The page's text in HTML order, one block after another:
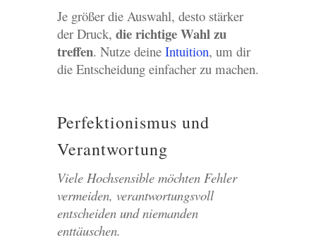
Je größer die Auswahl, desto stärker
der Druck, die richtige Wahl zu
treffen. Nutze deine Intuition, um dir
die Entscheidung einfacher zu machen.
Perfektionismus und
Verantwortung
Viele Hochsensible möchten Fehler
vermeiden, verantwortungsvoll
entscheiden und niemanden
enttäuschen.